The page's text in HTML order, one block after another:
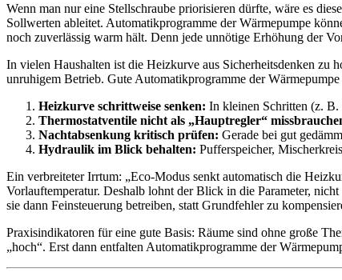
Wenn man nur eine Stellschraube priorisieren dürfte, wäre es
Sollwerten ableitet. Automatikprogramme der Wärmepumpe
noch zuverlässig warm hält. Denn jede unnötige Erhöhung der
In vielen Haushalten ist die Heizkurve aus Sicherheitsdenken zu
unruhigem Betrieb. Gute Automatikprogramme der
Heizkurve schrittweise senken: In kleinen Schritten (z. B.
Thermostatventile nicht als „Hauptregler“
Nachtabsenkung kritisch prüfen: Gerade bei gut
Hydraulik im Blick behalten: Pufferspeicher,
Ein verbreiteter Irrtum: „Eco-Modus senkt automatisch die
Vorlauftemperatur. Deshalb lohnt der Blick in die Parameter,
sie dann Feinsteuerung betreiben, statt Grundfehler zu
Praxisindikatoren für eine gute Basis: Räume sind ohne große
„hoch“. Erst dann entfalten Automatikprogramme der